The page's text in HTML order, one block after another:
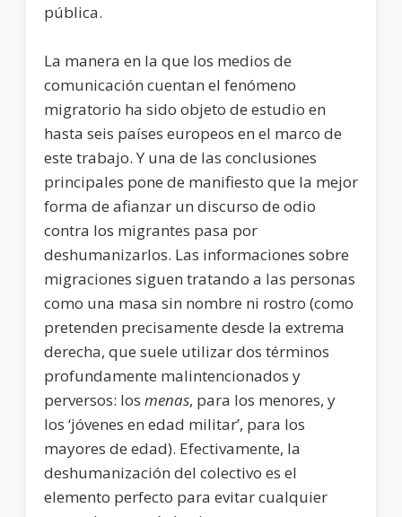
pública.
La manera en la que los medios de
comunicación cuentan el fenómeno
migratorio ha sido objeto de estudio en
hasta seis países europeos en el marco de
este trabajo. Y una de las conclusiones
principales pone de manifiesto que la mejor
forma de afianzar un discurso de odio
contra los migrantes pasa por
deshumanizarlos. Las informaciones sobre
migraciones siguen tratando a las personas
como una masa sin nombre ni rostro (como
pretenden precisamente desde la extrema
derecha, que suele utilizar dos términos
profundamente malintencionados y
perversos: los menas, para los menores, y
los ‘jóvenes en edad militar’, para los
mayores de edad). Efectivamente, la
deshumanización del colectivo es el
elemento perfecto para evitar cualquier